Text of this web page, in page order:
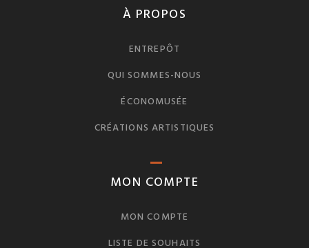
À PROPOS
ENTREPÔT
QUI SOMMES-NOUS
ÉCONOMUSÉE
CRÉATIONS ARTISTIQUES
MON COMPTE
MON COMPTE
LISTE DE SOUHAITS